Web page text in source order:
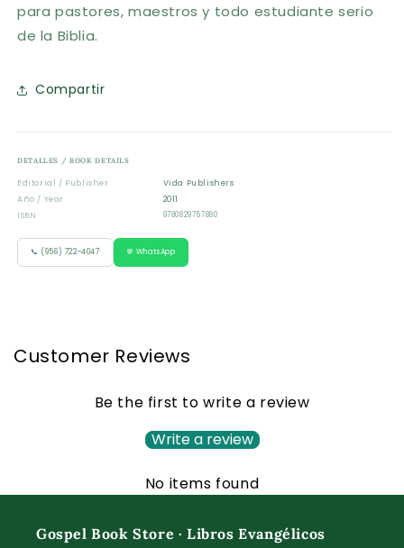
para pastores, maestros y todo estudiante serio
de la Biblia.
Compartir
DETALLES / BOOK DETAILS
Editorial / Publisher
Vida Publishers
Año / Year
2011
ISBN
9780829757880
📞 (956) 722-4047 💬 WhatsApp
Customer Reviews
Be the first to write a review
Write a review
No items found
Gospel Book Store · Libros Evangélicos